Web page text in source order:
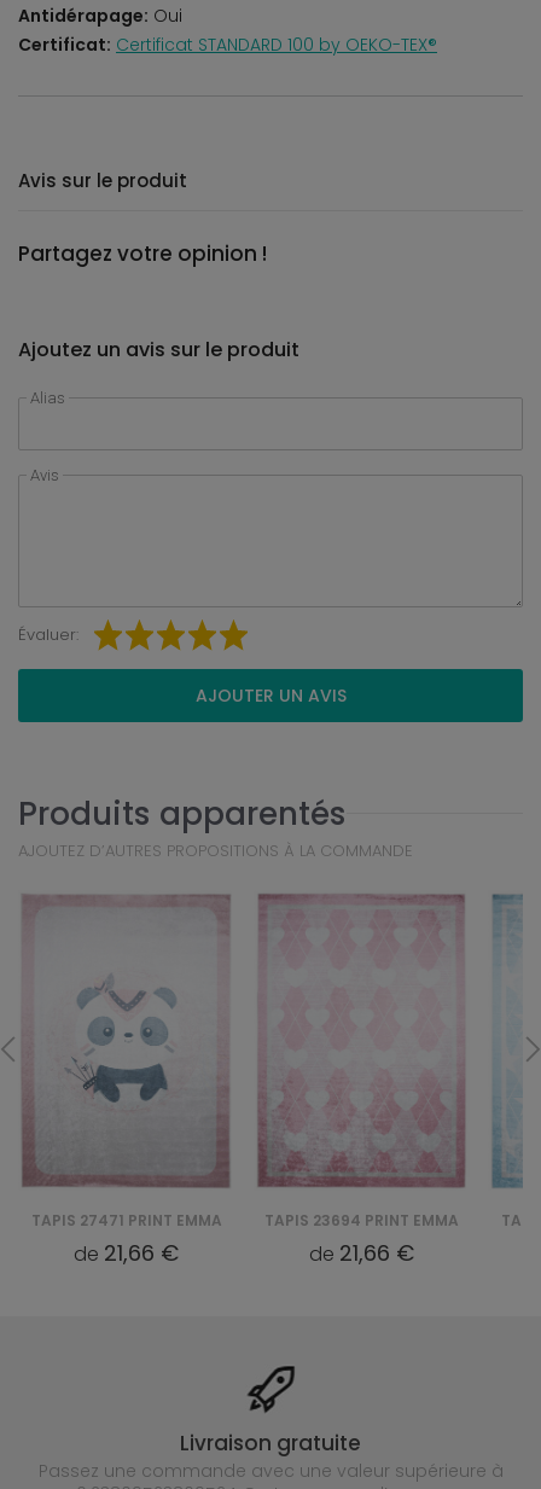
Antidérapage: Oui
Certificat: Certificat STANDARD 100 by OEKO-TEX®
Avis sur le produit
Partagez votre opinion !
Ajoutez un avis sur le produit
Alias
Avis
Évaluer:
AJOUTER UN AVIS
Produits apparentés
AJOUTEZ D’AUTRES PROPOSITIONS À LA COMMANDE
TAPIS 27471 PRINT EMMA
de 21,66 €
TAPIS 23694 PRINT EMMA
de 21,66 €
Livraison gratuite
Passez une commande avec une valeur supérieure à